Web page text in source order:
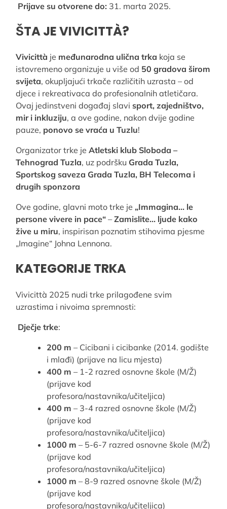
Prijave su otvorene do: 31. marta 2025.
ŠTA JE VIVICITTÀ?
Vivicittà je međunarodna ulična trka koja se
istovremeno organizuje u više od 50 gradova širom
svijeta, okupljajući trkače različitih uzrasta – od
djece i rekreativaca do profesionalnih atletičara.
Ovaj jedinstveni događaj slavisport, zajedništvo,
mir i inkluziju, a ove godine, nakon dvije godine
pauze, ponovo se vraća u Tuzlu!
Organizator trke jeAtletski klub Sloboda –
Tehnograd Tuzla, uz podršku Grada Tuzla,
Sportskog saveza Grada Tuzla, BH Telecoma i
drugih sponzora
Ove godine, glavni moto trke je „Immagina… le
persone vivere in pace“ –Zamislite… ljude kako
žive u miru, inspirisan poznatim stihovima pjesme
„Imagine“ Johna Lennona.
KATEGORIJE TRKA
Vivicittà 2025 nudi trke prilagođene svim
uzrastima i nivoima spremnosti:
Dječje trke:
200 m – Cicibani i cicibanke (2014. godište
i mlađi) (prijave na licu mjesta)
400 m – 1-2 razred osnovne škole (M/Ž)
(prijave kod
profesora/nastavnika/učiteljica)
400 m – 3-4 razred osnovne škole (M/Ž)
(prijave kod
profesora/nastavnika/učiteljica)
1000 m – 5-6-7 razred osnovne škole (M/Ž)
(prijave kod
profesora/nastavnika/učiteljica)
1000 m – 8-9 razred osnovne škole (M/Ž)
(prijave kod
profesora/nastavnika/učiteljica)